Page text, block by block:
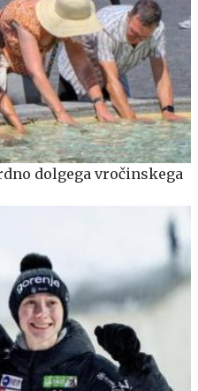
dolgega vročinskega